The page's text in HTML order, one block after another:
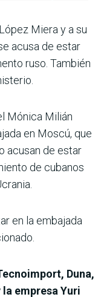
Miera y a su
acusa de estar
ruso. También
Mónica Milián
en Moscú, que
acusan de estar
de cubanos
en la embajada
Duna,
empresa Yuri